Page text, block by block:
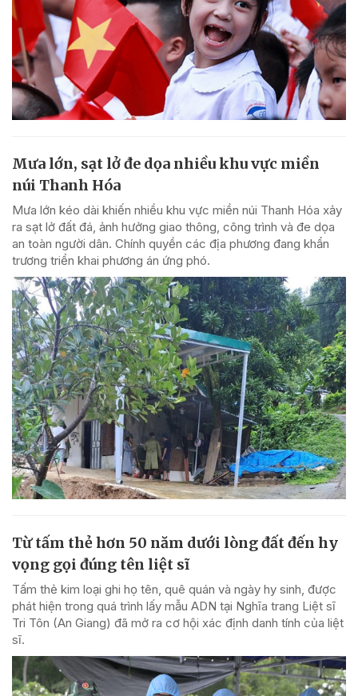
Mưa lớn, sạt lở đe dọa nhiều khu vực miền
núi Thanh Hóa
Mưa lớn kéo dài khiến nhiều khu vực miền núi Thanh Hóa xảy
ra sạt lở đất đá, ảnh hưởng giao thông, công trình và đe dọa
an toàn người dân. Chính quyền các địa phương đang khẩn
trương triển khai phương án ứng phó.
Từ tấm thẻ hơn 50 năm dưới lòng đất đến hy
vọng gọi đúng tên liệt sĩ
Tấm thẻ kim loại ghi họ tên, quê quán và ngày hy sinh, được
phát hiện trong quá trình lấy mẫu ADN tại Nghĩa trang Liệt sĩ
Tri Tôn (An Giang) đã mở ra cơ hội xác định danh tính của liệt
sĩ.